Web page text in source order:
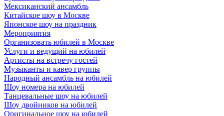
Мексиканский ансамбль
Китайское шоу в Москве
Японское шоу на праздник
Мероприятия
Организовать юбилей в Москве
Услуги и ведущий на юбилей
Артисты на встречу гостей
Музыканты и кавер группы
Народный ансамбль на юбилей
Шоу номера на юбилей
Танцевальные шоу на юбилей
Шоу двойников на юбилей
Оригинальное шоу на юбилей